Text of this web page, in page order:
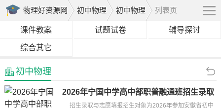
物理好资源网 初中物理 初中物理 列表页
课件教案 试题试卷 辅导探讨
综合其它
初中物理
2026年宁国中学高中部职普融通班招生录取
及志愿填报详情
招生录取与志愿填报招生对象为2026年参加安徽省初中